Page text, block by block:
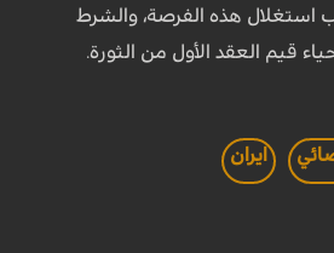
استغلال هذه الفرصة، والشرط
قيم العقد الأول من الثورة.
ايران